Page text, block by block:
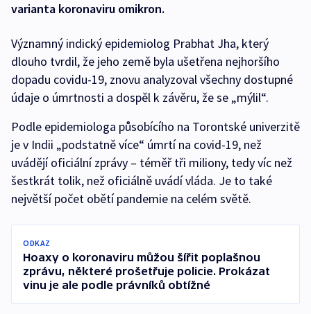
varianta koronaviru omikron.
Významný indický epidemiolog Prabhat Jha, který
dlouho tvrdil, že jeho země byla ušetřena nejhoršího
dopadu covidu-19, znovu analyzoval všechny dostupné
údaje o úmrtnosti a dospěl k závěru, že se „mýlil“.
Podle epidemiologa působícího na Torontské univerzitě
je v Indii „podstatně více“ úmrtí na covid-19, než
uvádějí oficiální zprávy –⁠ téměř tři miliony, tedy víc než
šestkrát tolik, než oficiálně uvádí vláda. Je to také
největší počet obětí pandemie na celém světě.
ODKAZ
Hoaxy o koronaviru můžou šířit poplašnou
zprávu, některé prošetřuje policie. Prokázat
vinu je ale podle právníků obtížné